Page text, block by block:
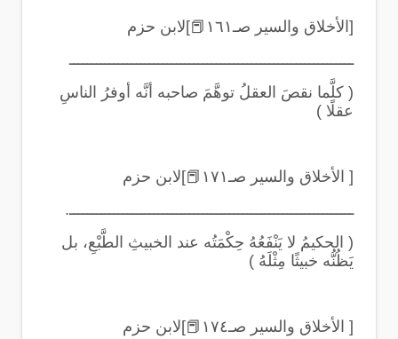
[الأخلاق والسير صـ١٦١ 📕]لابن حزم
ــــــــــــــــــــــــــــــــــــــــــــــــــــــــــــــــ
( كلَّما نقصَ العقلُ توهَّمَ صاحبه أنَّه أوفرُ الناسِ
عقلًا )
[ الأخلاق والسير صـ١٧١ 📕]لابن حزم
ــــــــــــــــــــــــــــــــــــــــــــــــــــــــــــــــ.
( الحكيمُ لا يَنْفَعُهُ حِكْمَتُه عند الخبيثِ الطَّبْعِ، بل
يَظُنُّه خبيثًا مِثْلَهُ )
[ الأخلاق والسير صـ١٧٤ 📕]لابن حزم